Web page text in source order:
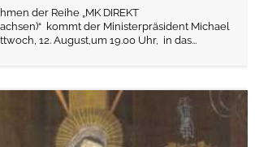
der Reihe „MK DIREKT
kommt der Ministerpräsident Michael
12. August,um 19.00 Uhr, in das...
weiterlesen